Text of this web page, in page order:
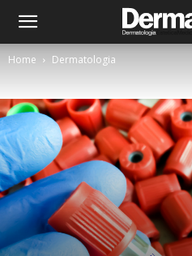
Home Dermatologia